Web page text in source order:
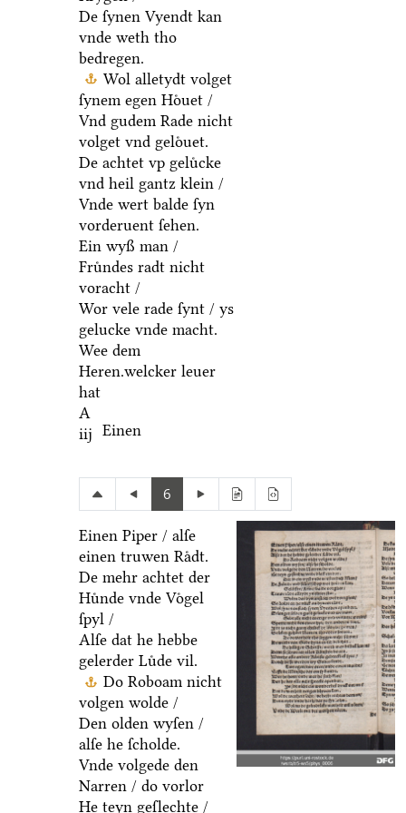
De ſynen Vyendt kan
vnde weth tho
bedregen.
Wol alletydt volget
ſynem egen Hoͤuet /
Vnd gudem Rade nicht
volget vnd geloͤuet.
De achtet vp geluͤcke
vnd heil gantz klein /
Vnde wert balde ſyn
vorderuent ſehen.
Ein wyß man /
Fruͤndes radt nicht
voracht /
Wor vele rade ſynt / ys
gelucke vnde macht.
Wee dem
Heren.welcker leuer
hat
A
iij Einen
6
Einen Piper / alſe
einen truwen Raͤdt.
De mehr achtet der
Huͤnde vnde Voͤgel
ſpyl /
Alſe dat he hebbe
gelerder Luͤde vil.
Do Roboam nicht
volgen wolde /
Den olden wyſen /
alſe he ſcholde.
Vnde volgede den
Narren / do vorlor
He teyn geſlechte /